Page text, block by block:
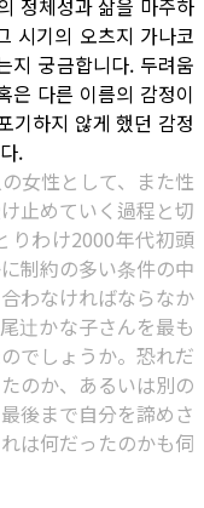
정체성과 삶을 마주하
시기의 오츠지 가나코
지 궁금합니다. 두려움
은 다른 이름의 감정이
기하지 않게 했던 감정
.
女性として、また性
止めていく過程と切
りわけ2000年代初頭
制約の多い条件の中
わなければならなか
辻かな子さんを最も
でしょうか。恐れだ
のか、あるいは別の
後まで自分を諦めさ
は何だったのかも伺